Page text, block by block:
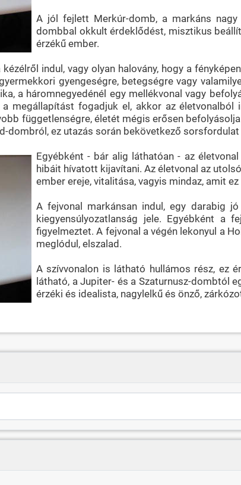
A jól fejlett Merkúr-domb, a markáns
dombbal okkult érdeklődést, misztikus
érzékű ember.
indul, vagy olyan halovány, hogy a
gyengeségre, betegségre vagy
a háromnegyedénél egy mellékvonal vagy
megállapítást fogadjuk el, akkor az
függetlenségre, életét mégis erősen
dombról, ez utazás során bekövetkező sorsfordulat
Egyébként - bár alig láthatóan - az
hibáit hívatott kijavítani. Az életvonal az
ember ereje, vitalitása, vagyis mindaz, amit
A fejvonal markánsan indul, egy darabig
kiegyensúlyozatlanság jele. Egyébként a
figyelmeztet. A fejvonal a végén lekonyul a
meglódul, elszalad.
A szívvonalon is látható hullámos rész, ez
látható, a Jupiter- és a Szaturnusz-dombtól
érzéki és idealista, nagylelkű és önző,